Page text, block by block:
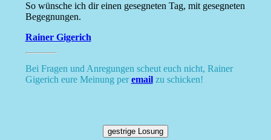
So wünsche ich dir einen gesegneten Tag, mit gesegneten
Begegnungen.
Rainer Gigerich
Bei Fragen und Anregungen scheut euch nicht, Rainer
Gigerich eure Meinung peremailzu schicken!
gestrige Losung